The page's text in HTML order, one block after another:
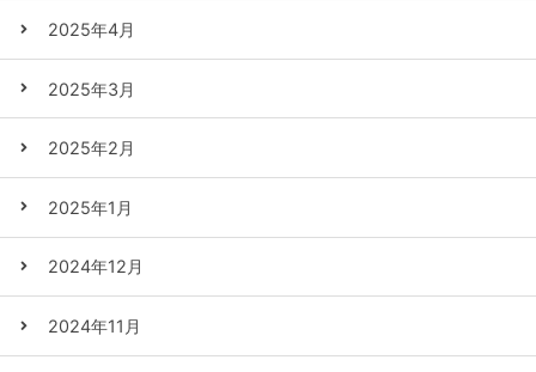
2025年4月
2025年3月
2025年2月
2025年1月
2024年12月
2024年11月